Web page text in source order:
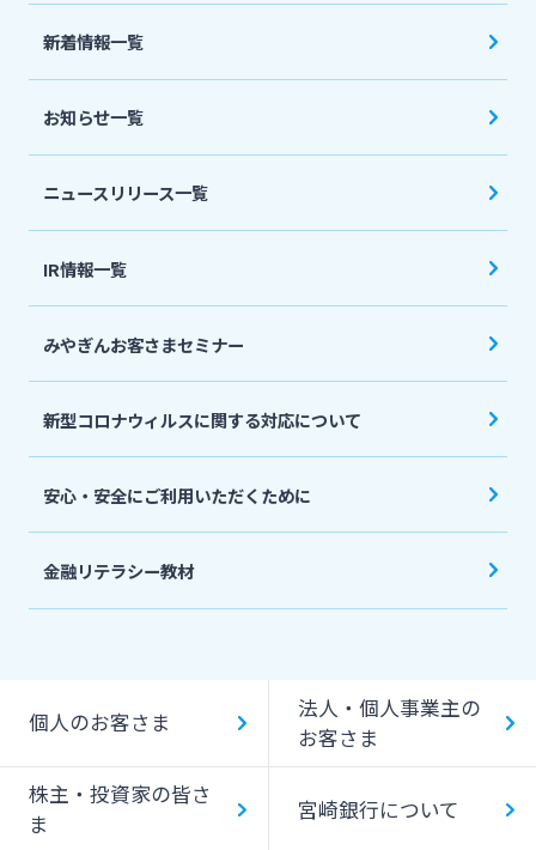
法人・個人事業主のお客さま
宮崎銀行について
ニュースリリース一覧
採用情報
お問い合わせ先一覧
新着情報一覧
お知らせ一覧
ニュースリリース一覧
IR情報一覧
みやぎんお客さまセミナー
新型コロナウィルスに関する対応について
安心・安全にご利用いただくために
金融リテラシー教材
個人のお客さま
法人・個人事業主の
お客さま
株主・投資家の皆さ
ま
宮崎銀行について